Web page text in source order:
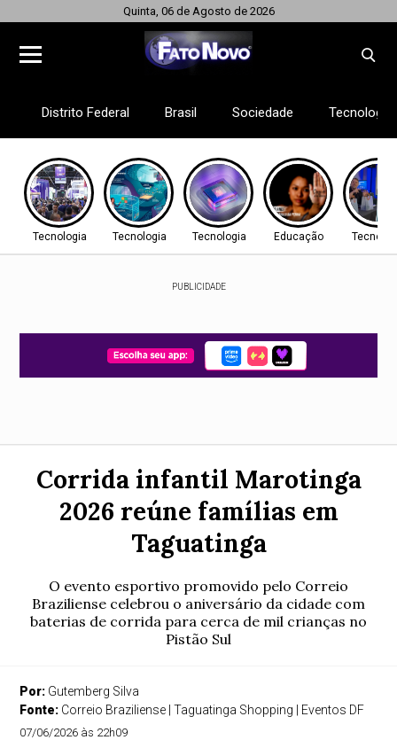
Quinta, 06 de Agosto de 2026
Distrito Federal Brasil Sociedade Tecnologia
Tecnologia Tecnologia Tecnologia Educação
PUBLICIDADE
Corrida infantil Marotinga
2026 reúne famílias em
Taguatinga
O evento esportivo promovido pelo Correio
Braziliense celebrou o aniversário da cidade com
baterias de corrida para cerca de mil crianças no
Pistão Sul
Por: Gutemberg Silva
Fonte: Correio Braziliense | Taguatinga Shopping | Eventos DF
07/06/2026 às 22h09